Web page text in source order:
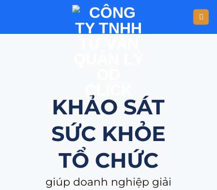
KHẢO SÁT
SỨC KHỎE
TỔ CHỨC
giúp doanh nghiệp giải